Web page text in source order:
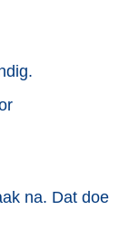
na. Dat doe